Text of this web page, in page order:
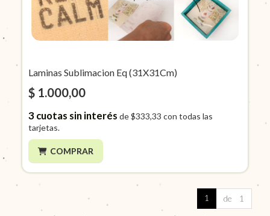
Laminas Sublimacion Eq (31X31Cm)
$ 1.000,00
3cuotas sin interés de$333,33 con todas las
tarjetas.
COMPRAR
1 de 1